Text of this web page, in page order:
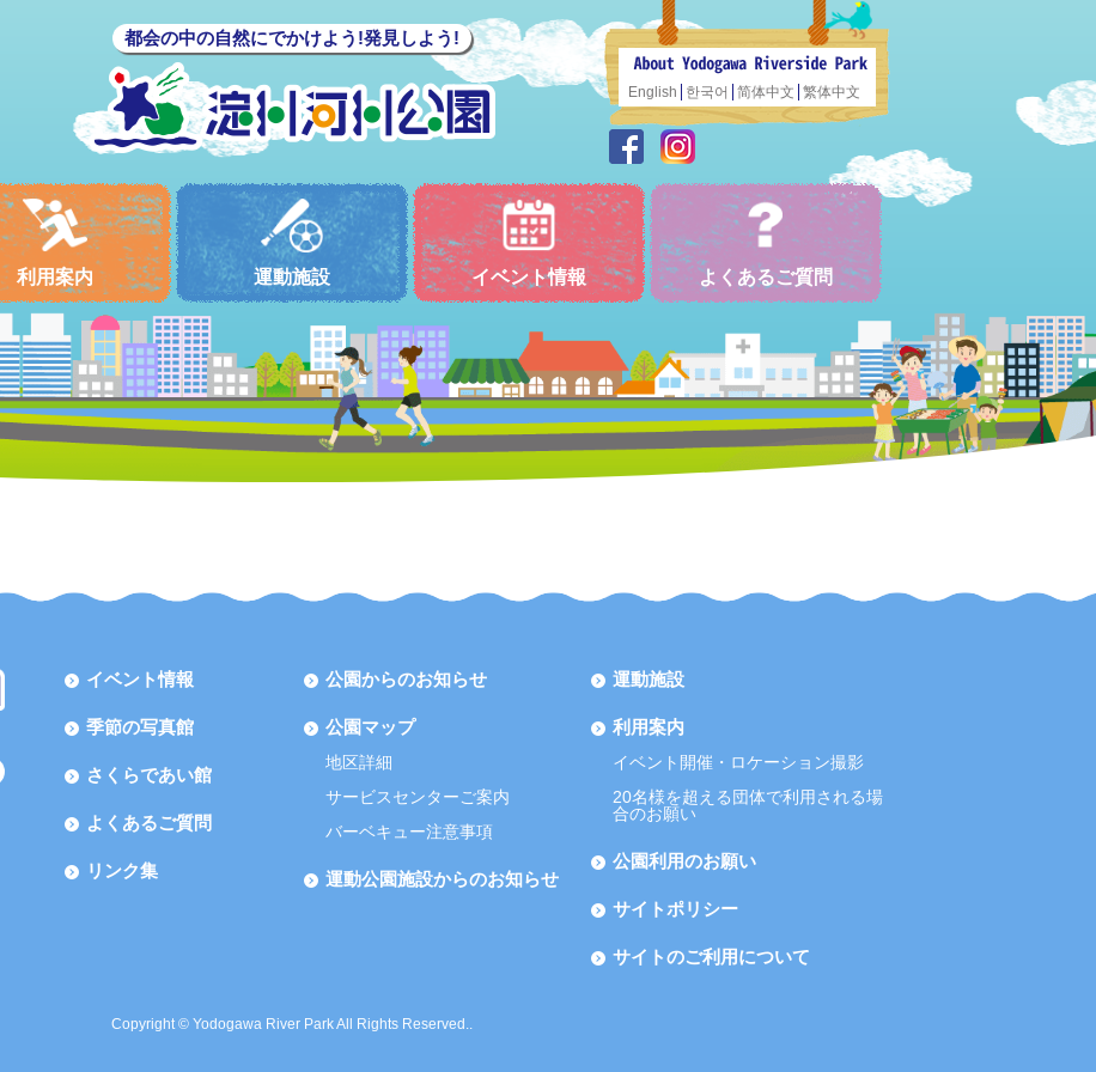
都会の中の自然にでかけよう!発見しよう!
English 한국어 简体中文 繁体中文
利用案内 運動施設 イベント情報 よくあるご質問
イベント情報
季節の写真館
さくらであい館
よくあるご質問
リンク集
公園からのお知らせ
公園マップ
地区詳細
サービスセンターご案内
バーベキュー注意事項
運動公園施設からのお知らせ
運動施設
利用案内
イベント開催・ロケーション撮影
20名様を超える団体で利用される場
合のお願い
公園利用のお願い
サイトポリシー
サイトのご利用について
Copyright © Yodogawa River Park All Rights Reserved..